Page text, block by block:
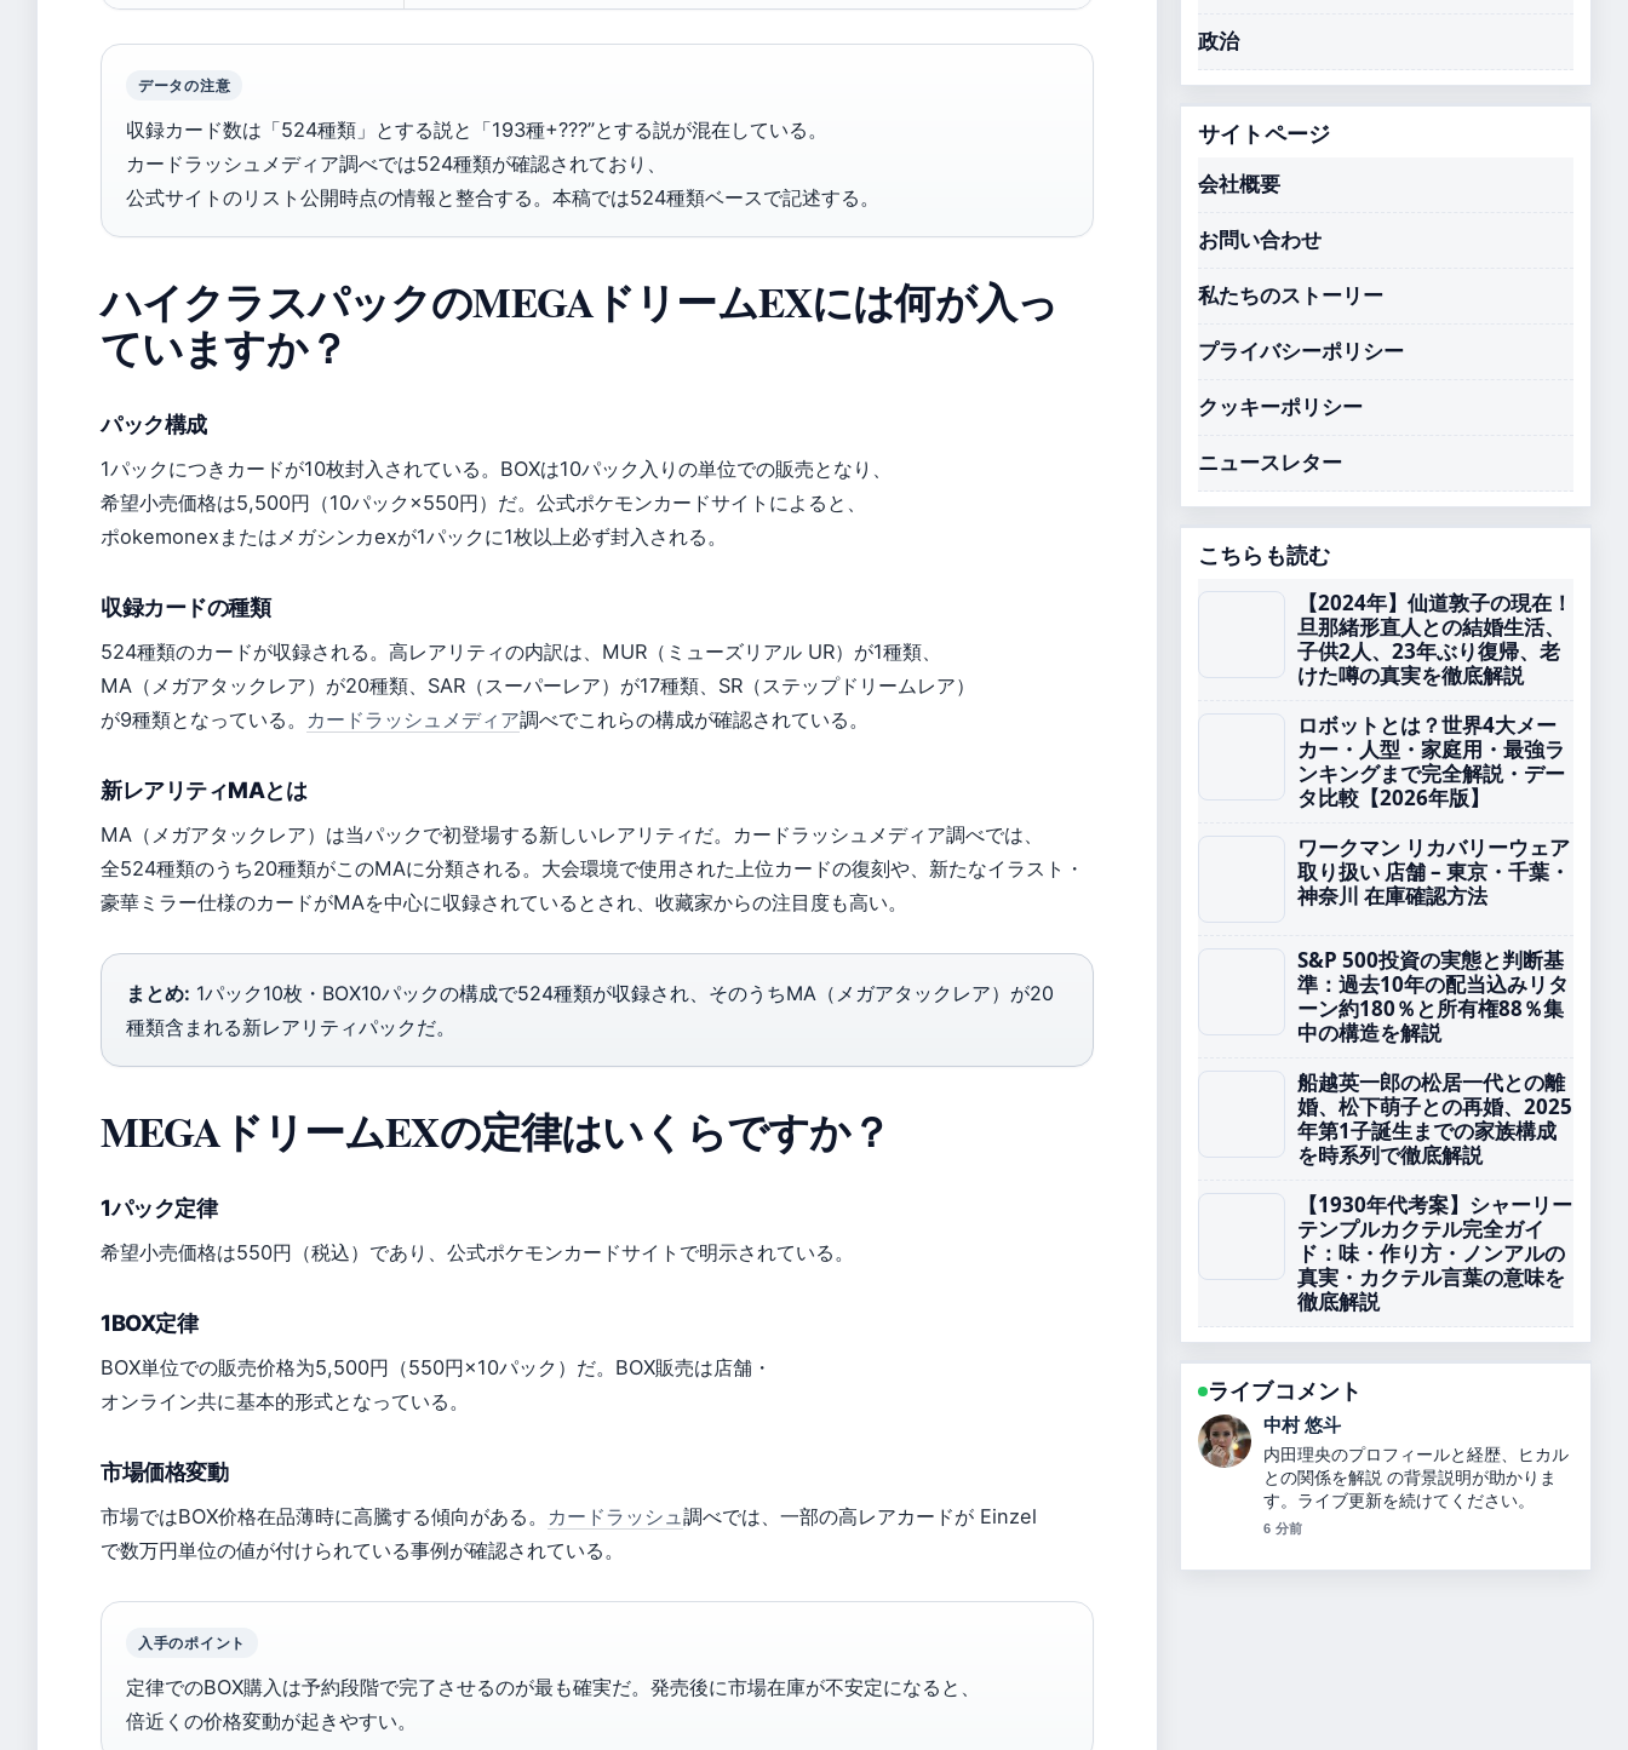
データの注意
収録カード数は「524種類」とする説と「193種+???”とする説が混在している。
カードラッシュメディア調べでは524種類が確認されており、
公式サイトのリスト公開時点の情報と整合する。本稿では524種類ベースで記述する。
ハイクラスパックのMEGAドリームEXには何が入っ
ていますか？
パック構成
1パックにつきカードが10枚封入されている。BOXは10パック入りの単位での販売となり、
希望小売価格は5,500円（10パック×550円）だ。公式ポケモンカードサイトによると、
ポokemonexまたはメガシンカexが1パックに1枚以上必ず封入される。
収録カードの種類
524種類のカードが収録される。高レアリティの内訳は、MUR（ミューズリアル UR）が1種類、
MA（メガアタックレア）が20種類、SAR（スーパーレア）が17種類、SR（ステップドリームレア）
が9種類となっている。 カードラッシュメディア調べでこれらの構成が確認されている。
新レアリティMAとは
MA（メガアタックレア）は当パックで初登場する新しいレアリティだ。カードラッシュメディア調べでは、
全524種類のうち20種類がこのMAに分類される。大会環境で使用された上位カードの復刻や、新たなイラスト・
豪華ミラー仕様のカードがMAを中心に収録されているとされ、收藏家からの注目度も高い。
まとめ: 1パック10枚・BOX10パックの構成で524種類が収録され、そのうちMA（メガアタックレア）が20
種類含まれる新レアリティパックだ。
MEGAドリームEXの定律はいくらですか？
1パック定律
希望小売価格は550円（税込）であり、公式ポケモンカードサイトで明示されている。
1BOX定律
BOX単位での販売价格为5,500円（550円×10パック）だ。BOX販売は店舗・
オンライン共に基本的形式となっている。
市場価格変動
市場ではBOX价格在品薄時に高騰する傾向がある。 カードラッシュ調べでは、一部の高レアカードが Einzel
で数万円単位の値が付けられている事例が確認されている。
入手のポイント
定律でのBOX購入は予約段階で完了させるのが最も確実だ。発売後に市場在庫が不安定になると、
倍近くの价格変動が起きやすい。
政治
サイトページ
会社概要
お問い合わせ
私たちのストーリー
プライバシーポリシー
クッキーポリシー
ニュースレター
こちらも読む
【2024年】仙道敦子の現在！
旦那緒形直人との結婚生活、
子供2人、23年ぶり復帰、老
けた噂の真実を徹底解説
ロボットとは？世界4大メー
カー・人型・家庭用・最強ラ
ンキングまで完全解説・デー
タ比較【2026年版】
ワークマン リカバリーウェア
取り扱い 店舗 – 東京・千葉・
神奈川 在庫確認方法
S&P 500投資の実態と判断基
準：過去10年の配当込みリタ
ーン約180％と所有権88％集
中の構造を解説
船越英一郎の松居一代との離
婚、松下萌子との再婚、2025
年第1子誕生までの家族構成
を時系列で徹底解説
【1930年代考案】シャーリー
テンプルカクテル完全ガイ
ド：味・作り方・ノンアルの
真実・カクテル言葉の意味を
徹底解説
ライブコメント
山本 葵
坂本花織の結婚相手や引退理由、世界選
手権4連覇、2026年五輪銀メダル、綺麗
になった理由を解説【最新情報】 の報道
は丁寧で、流れを追いやすいです。